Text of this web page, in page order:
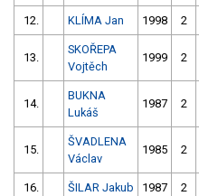
12. KLÍMA Jan 1998 2
13.
SKOŘEPA
Vojtěch
1999 2
14.
BUKNA
Lukáš
1987 2
15.
ŠVADLENA
Václav
1985 2
16. ŠILAR Jakub 1987 2